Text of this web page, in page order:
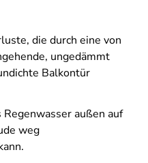
die durch eine von
ungedämmt
Balkontür
außen auf
weg